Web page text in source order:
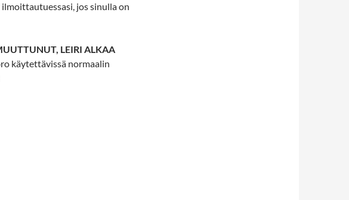
jos sinulla on
LEIRI ALKAA
käytettävissä normaalin